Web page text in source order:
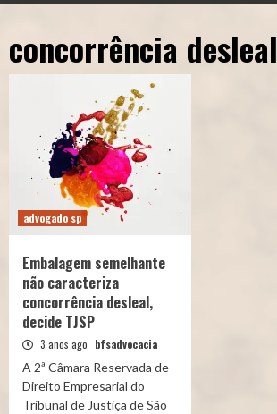
concorrência desleal
advogado sp
Embalagem semelhante
não caracteriza
concorrência desleal,
decide TJSP
3 anos ago bfsadvocacia
A 2ª Câmara Reservada de
Direito Empresarial do
Tribunal de Justiça de São